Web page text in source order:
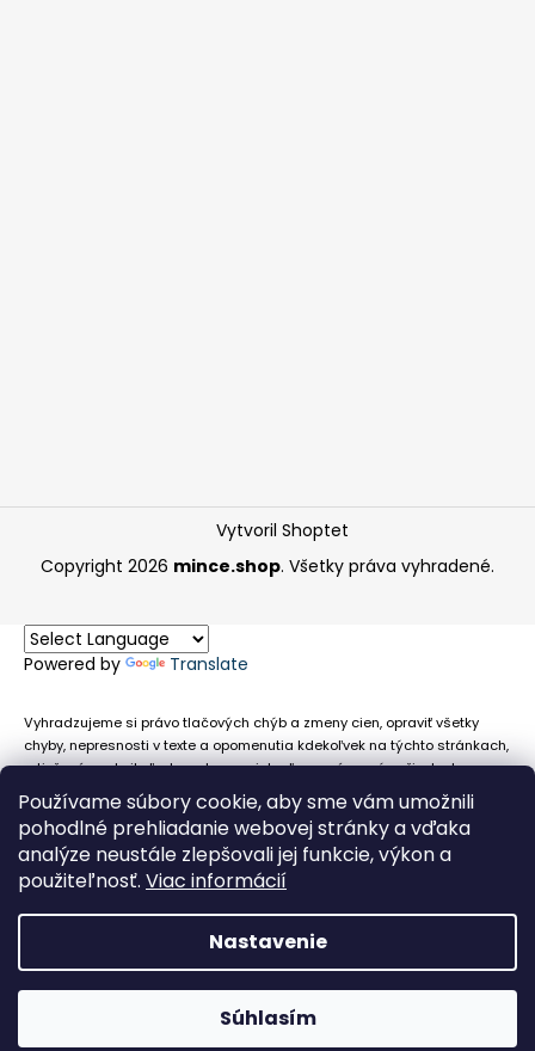
Používame súbory cookie, aby sme vám umožnili
pohodlné prehliadanie webovej stránky a vďaka
analýze neustále zlepšovali jej funkcie, výkon a
použiteľnosť. Viac informácií
Nastavenie
Súhlasím
Vytvoril Shoptet
Copyright 2026 mince.shop. Všetky práva vyhradené.
Messenger
Powered by Translate
Vyhradzujeme si právo tlačových chýb a zmeny cien, opraviť všetky
chyby, nepresnosti v texte a opomenutia kdekoľvek na týchto stránkach,
a tiež právo akejkoľvek osobe zamietnuť neoprávnenú požiadavku na
chybne uvedený text. Na stránkach sa môžu vyskytnúť technické
nepresnosti a typografické chyby alebo opomenutia v súvislosti s
informáciami zobrazenými na týchto stránkach, nevyplýva nám žiadna
povinnosť ani zodpovednosť v prípade, že sa spoliehajú na nepresné
informácie poskytované na týchto stránkach.